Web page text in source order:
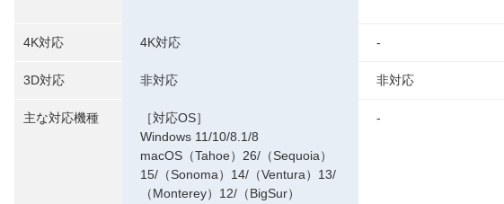
4K対応
3D対応
主な対応機種
4K対応
非対応
［対応OS］
Windows 11/10/8.1/8
macOS（Tahoe）26/（Sequoia）
15/（Sonoma）14/（Ventura）13/
（Monterey）12/（BigSur）
-
非対応
-